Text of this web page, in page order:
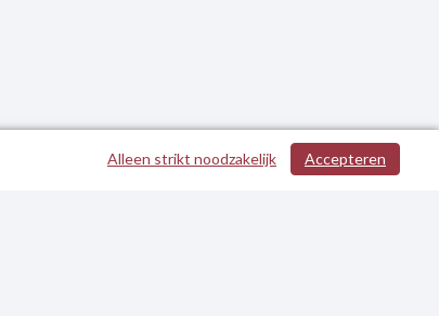
Accepteren
Alleen strikt noodzakelijk